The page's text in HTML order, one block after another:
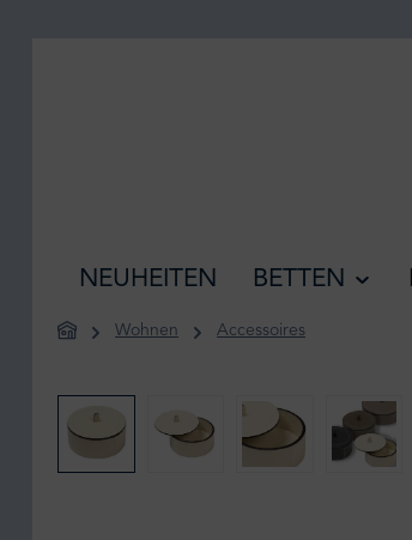
NEUHEITEN BETTEN
Wohnen Accessoires